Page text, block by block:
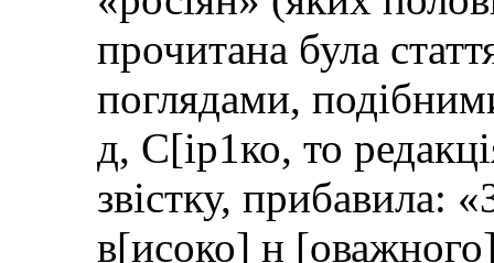
прочитана була
поглядами,
д, С[ір1ко, то
звістку, прибавила:
в[исоко] н [оважного]